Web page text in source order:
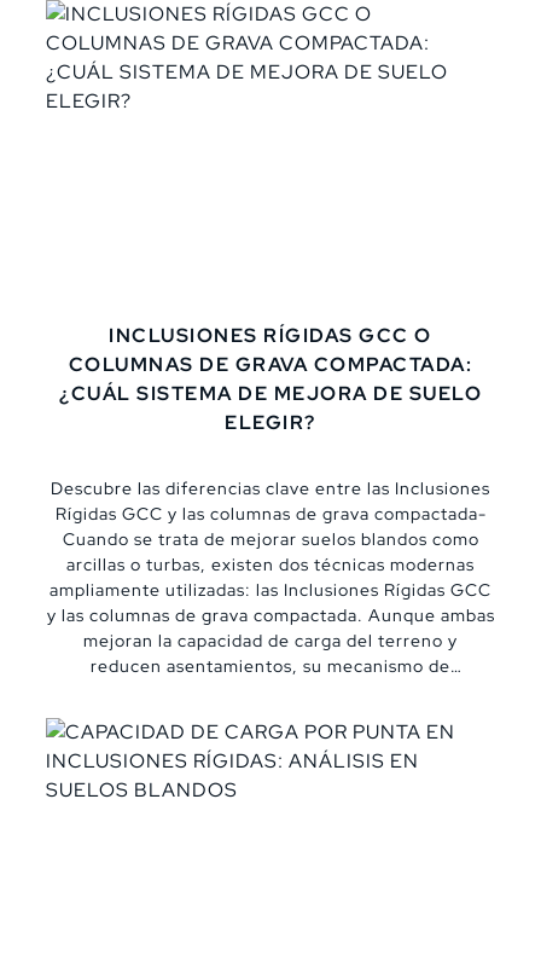
defendible. Ese es el verdadero salto cualitativo en
cualquier estudio de mecánica de suelos.,En
México, donde convivimos con suelos lacustres
altamente compresibles, depósitos volcánicos
INCLUSIONES RÍGIDAS GCC O
COLUMNAS DE GRAVA COMPACTADA:
¿CUÁL SISTEMA DE MEJORA DE SUELO
ELEGIR?
Descubre las diferencias clave entre las Inclusiones
Rígidas GCC y las columnas de grava compactada-
Cuando se trata de mejorar suelos blandos como
arcillas o turbas, existen dos técnicas modernas
ampliamente utilizadas: las Inclusiones Rígidas GCC
y las columnas de grava compactada. Aunque ambas
mejoran la capacidad de carga del terreno y
reducen asentamientos, su mecanismo de
aplicaciones ideales varían significativamente. En
este blog te explicamos sus diferencias más
importantes, con enfoque técnico y comparativo,
para ayudarte a elegir la mejor solución geotécnica